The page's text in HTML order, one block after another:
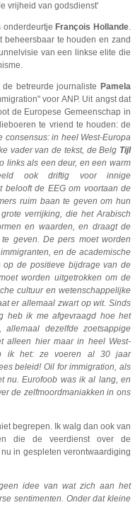
vrijheid van godsdienst'
onderdeurtje François Hollande.
beheersbaar te houden en zand
van een linkse elite die
betreurde journaliste Pamela
voor ANP. Uit angst dat
de Europese Gemeenschap in
te vriend te houden: de
in heel West-Europa
vader van de tekst, de Belg Tijl
links als een deur, en een warm
ook driftig voor innige
belooft de EEG om voortaan de
ruim baan te geven om hun
verrijking, die het Arabisch
en waarden, en draagt de
geven. De pers moet worden
en de academische
op de positieve bijdrage van de
worden uitgetrokken om de
cultuur en wetenschappelijke
er allemaal zwart op wit. Sinds
heb ik me afgevraagd hoe het
dezelfde zoetsappige
alleen hier maar in heel West-
ik het: ze voeren al 30 jaar
beleid! Oil for immigration, als
nu. Eurofoob was ik al lang, en
de zelfmoordmaniakken in ons
begrepen. Ik walg dan ook van
die de veerdienst over de
in gespleten verontwaardiging
idee van wat zich aan het
sentimenten. Onder dat kleine